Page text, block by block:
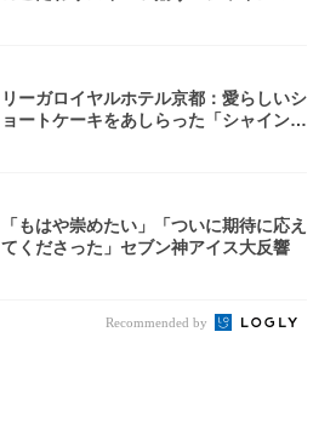
リーガロイヤルホテル京都：愛らしいシ
ョートケーキをあしらった「シャインマ
「もはや崇めたい」「ついに期待に応え
てくださった」セブン神アイス大反響
Recommended by